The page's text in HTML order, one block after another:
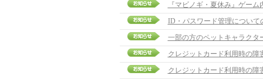
『マビノギ・夏休み』ゲー
ID・パスワード管理について
一部の方のペットキャラクタ
クレジットカード利用時の障
クレジットカード利用時の障